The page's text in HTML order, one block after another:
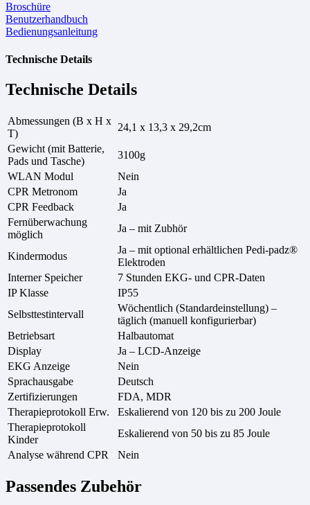
Broschüre
Benutzerhandbuch
Bedienungsanleitung
Technische Details
Technische Details
Abmessungen (B x H x
T)
24,1 x 13,3 x 29,2cm
Gewicht (mit Batterie,
Pads und Tasche)
3100g
WLAN Modul
Nein
CPR Metronom
Ja
CPR Feedback
Ja
Fernüberwachung
möglich
Ja – mit Zubhör
Kindermodus
Ja – mit optional erhältlichen Pedi-padz®
Elektroden
Interner Speicher
7 Stunden EKG- und CPR-Daten
IP Klasse
IP55
Selbsttestintervall
Wöchentlich (Standardeinstellung) –
täglich (manuell konfigurierbar)
Betriebsart
Halbautomat
Display
Ja – LCD-Anzeige
EKG Anzeige
Nein
Sprachausgabe
Deutsch
Zertifizierungen
FDA, MDR
Therapieprotokoll Erw.
Eskalierend von 120 bis zu 200 Joule
Therapieprotokoll
Kinder
Eskalierend von 50 bis zu 85 Joule
Analyse während CPR
Nein
Passendes Zubehör